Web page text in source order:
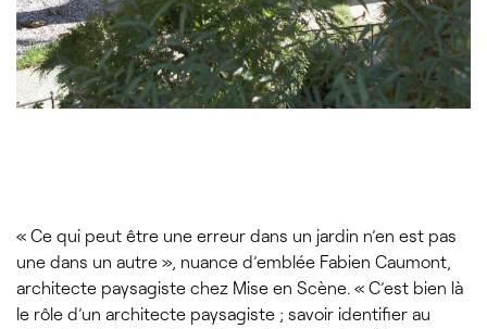
« Ce qui peut être une erreur dans un jardin n’en est pas
une dans un autre », nuance d’emblée Fabien Caumont,
architecte paysagiste chez Mise en Scène. « C’est bien là
le rôle d’un architecte paysagiste ; savoir identifier au